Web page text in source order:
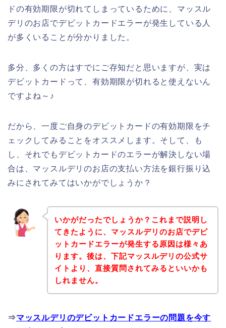
ドの有効期限が切れてしまっているために、マッスル
デリのお店でデビットカードエラーが発生している人
が多くいることが分かりました。
多分、多くの方はすでにご存知だと思いますが、実は
デビットカードって、有効期限が切れると使えないん
ですよね～♪
だから、一度ご自身のデビットカードの有効期限をチ
ェックしてみることをオススメします。そして、も
し、それでもデビットカードのエラーが解決しない場
合は、マッスルデリのお店の支払い方法を銀行振り込
みにされてみてはいかがでしょうか？
いかがだったでしょうか？これまで説明し
てきたように、マッスルデリのお店でデビ
ットカードエラーが発生する原因は様々あ
ります。後は、下記マッスルデリの公式サ
イトより、直接質問されてみるといいかも
しれません。
⇒マッスルデリのデビットカードエラーの問題を今す